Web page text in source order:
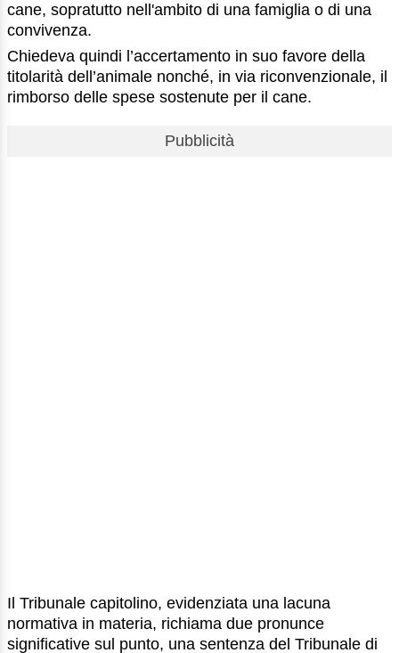
cane, sopratutto nell'ambito di una famiglia o di una
convivenza.
Chiedeva quindi l’accertamento in suo favore della
titolarità dell’animale nonché, in via riconvenzionale, il
rimborso delle spese sostenute per il cane.
Pubblicità
Il Tribunale capitolino, evidenziata una lacuna
normativa in materia, richiama due pronunce
significative sul punto, una sentenza del Tribunale di